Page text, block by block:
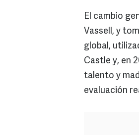
El cambio
Vassell, y
global,
Castle y, en
talento y
evaluación